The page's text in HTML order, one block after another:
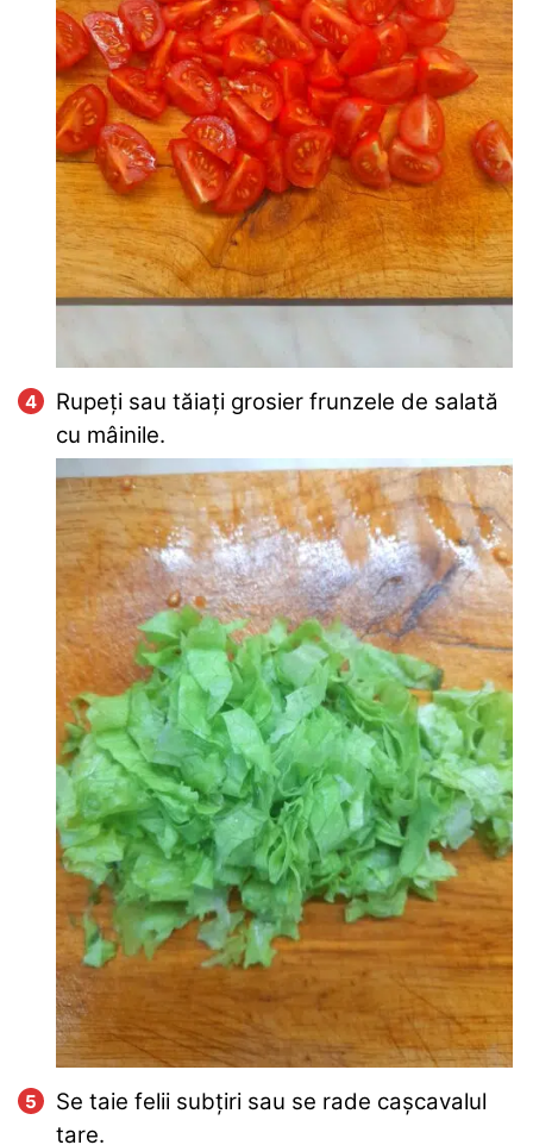
Rupeți sau tăiați grosier frunzele de salată
cu mâinile.
Se taie felii subțiri sau se rade cașcavalul
tare.